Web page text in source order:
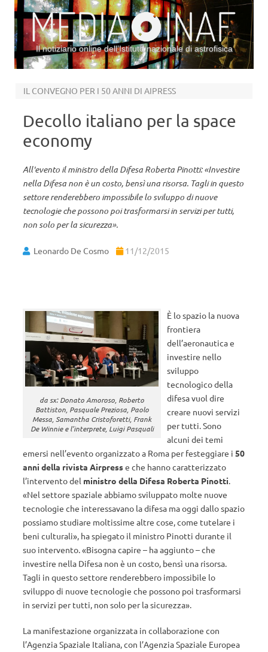
Il notiziario online dell’Istituto nazionale di astrofisica
IL CONVEGNO PER I 50 ANNI DI AIPRESS
Decollo italiano per la space
economy
All'evento il ministro della Difesa Roberta Pinotti: «Investire
nella Difesa non è un costo, bensì una risorsa. Tagli in questo
settore renderebbero impossibile lo sviluppo di nuove
tecnologie che possono poi trasformarsi in servizi per tutti,
non solo per la sicurezza».
Leonardo De Cosmo 11/12/2015
da sx: Donato Amoroso, Roberto
Battiston, Pasquale Preziosa, Paolo
Messa, Samantha Cristoforetti, Frank
De Winnie e l’interprete, Luigi Pasquali
È lo spazio la nuova
frontiera
dell’aeronautica e
investire nello
sviluppo
tecnologico della
difesa vuol dire
creare nuovi servizi
per tutti. Sono
alcuni dei temi
emersi nell’evento organizzato a Roma per festeggiare i 50
anni della rivista Airpresse che hanno caratterizzato
l’intervento del ministro della Difesa Roberta Pinotti.
«Nel settore spaziale abbiamo sviluppato molte nuove
tecnologie che interessavano la difesa ma oggi dallo spazio
possiamo studiare moltissime altre cose, come tutelare i
beni culturali», ha spiegato il ministro Pinotti durante il
suo intervento. «Bisogna capire – ha aggiunto – che
investire nella Difesa non è un costo, bensì una risorsa.
Tagli in questo settore renderebbero impossibile lo
sviluppo di nuove tecnologie che possono poi trasformarsi
in servizi per tutti, non solo per la sicurezza».
La manifestazione organizzata in collaborazione con
l’Agenzia Spaziale Italiana, con l’Agenzia Spaziale Europea